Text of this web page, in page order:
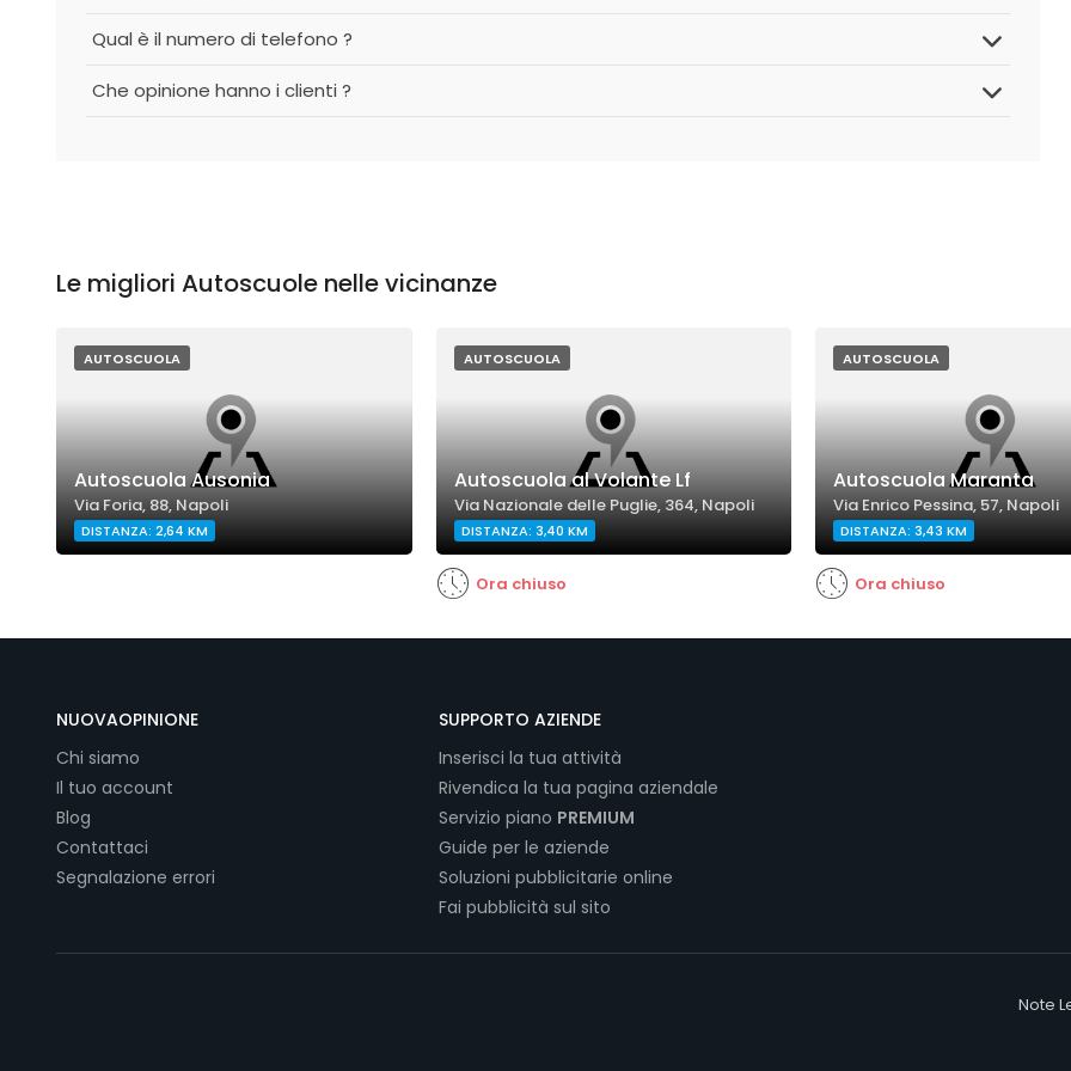
Qual è il numero di telefono ?
Che opinione hanno i clienti ?
Le migliori Autoscuole nelle vicinanze
AUTOSCUOLA
Autoscuola Ausonia
Via Foria, 88, Napoli
DISTANZA: 2,64 KM
AUTOSCUOLA
Autoscuola al Volante Lf
Via Nazionale delle Puglie, 364, Napoli
DISTANZA: 3,40 KM
Ora chiuso
AUTOSCUOLA
Autoscuola Maranta
Via Enrico Pessina, 57, Napoli
DISTANZA: 3,43 KM
Ora chiuso
NUOVAOPINIONE
Chi siamo
Il tuo account
Blog
Contattaci
Segnalazione errori
SUPPORTO AZIENDE
Inserisci la tua attività
Rivendica la tua pagina aziendale
Servizio piano PREMIUM
Guide per le aziende
Soluzioni pubblicitarie online
Fai pubblicità sul sito
Note